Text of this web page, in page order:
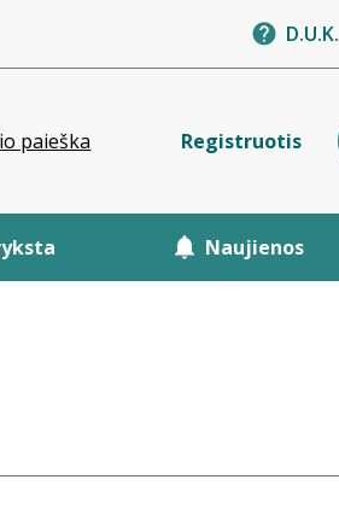
D.U.K.
paieška Registruotis
Naujienos